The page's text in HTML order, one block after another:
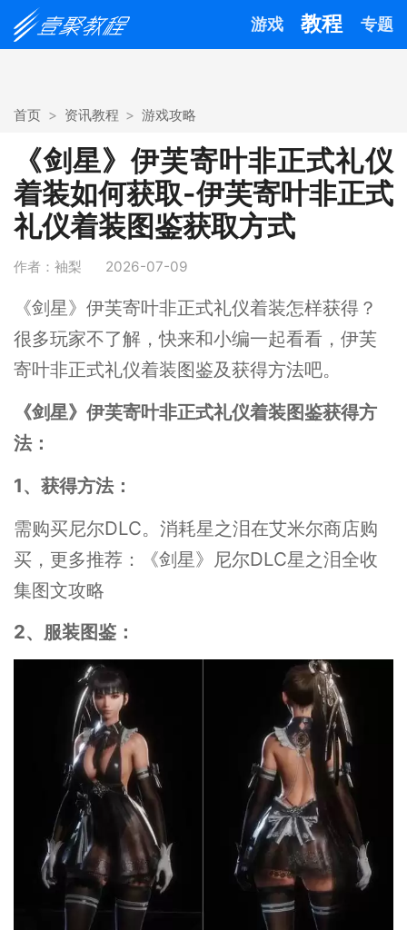
游戏 教程 专题
首页 资讯教程 游戏攻略
《剑星》伊芙寄叶非正式礼仪
着装如何获取-伊芙寄叶非正式
礼仪着装图鉴获取方式
作者：袖梨 2026-07-09
《剑星》伊芙寄叶非正式礼仪着装怎样获得？
很多玩家不了解，快来和小编一起看看，伊芙
寄叶非正式礼仪着装图鉴及获得方法吧。
《剑星》伊芙寄叶非正式礼仪着装图鉴获得方
法：
1、获得方法：
需购买尼尔DLC。消耗星之泪在艾米尔商店购
买，更多推荐：《剑星》尼尔DLC星之泪全收
集图文攻略
2、服装图鉴：